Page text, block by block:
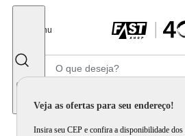
Menu
Veja as ofertas para seu endereço!
Insira seu CEP e confira a disponibilidade dos